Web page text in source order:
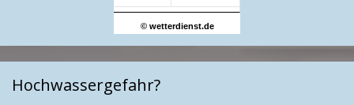
© wetterdienst.de
Hochwassergefahr?